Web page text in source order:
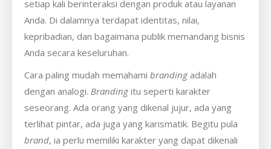
setiap kali berinteraksi dengan produk atau layanan
Anda. Di dalamnya terdapat identitas, nilai,
kepribadian, dan bagaimana publik memandang bisnis
Anda secara keseluruhan.
Cara paling mudah memahami branding adalah
dengan analogi. Branding itu seperti karakter
seseorang. Ada orang yang dikenal jujur, ada yang
terlihat pintar, ada juga yang karismatik. Begitu pula
brand, ia perlu memiliki karakter yang dapat dikenali